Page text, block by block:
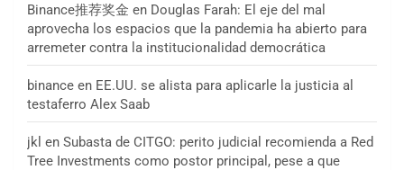
Binance推荐奖金 en Douglas Farah: El eje del mal
aprovecha los espacios que la pandemia ha abierto para
arremeter contra la institucionalidad democrática
binance en EE.UU. se alista para aplicarle la justicia al
testaferro Alex Saab
jkl en Subasta de CITGO: perito judicial recomienda a Red
Tree Investments como postor principal, pese a que